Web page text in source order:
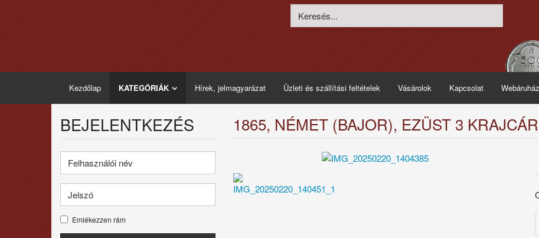
Kezdőlap KATEGÓRIÁK Hírek, jelmagyarázat Üzleti és szállítási feltételek Vásárolok Kapcsolat Webáruház
1865, NÉMET (BAJOR), EZÜST 3
BEJELENTKEZÉS
Emlékezzen rám